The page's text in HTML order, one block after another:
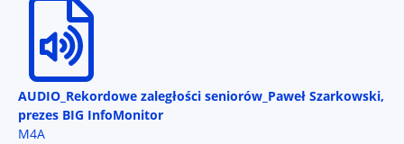
AUDIO_Rekordowe zaległości seniorów_Paweł Szarkowski,
prezes BIG InfoMonitor
M4A